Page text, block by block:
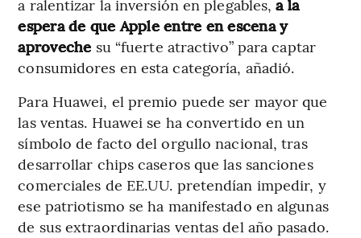
a ralentizar la inversión en plegables,a la
espera de que Apple entre en escena y
aproveche su “fuerte atractivo” para captar
consumidores en esta categoría, añadió.
Para Huawei, el premio puede ser mayor que
las ventas. Huawei se ha convertido en un
símbolo de facto del orgullo nacional, tras
desarrollar chips caseros que las sanciones
comerciales de EE.UU. pretendían impedir, y
ese patriotismo se ha manifestado en algunas
de sus extraordinarias ventas del año pasado.